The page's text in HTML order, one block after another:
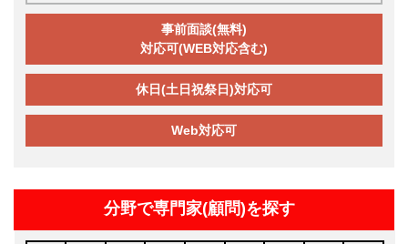
事前面談(無料)
対応可(WEB対応含む)
休日(土日祝祭日)対応可
Web対応可
分野で専門家(顧問)を探す